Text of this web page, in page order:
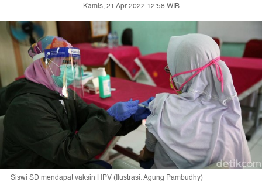
Kamis, 21 Apr 2022 12:58 WIB
Siswi SD mendapat vaksin HPV (Ilustrasi: Agung Pambudhy)